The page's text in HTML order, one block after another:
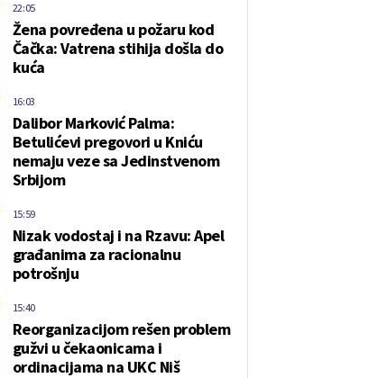
Žena povređena u požaru kod
Čačka: Vatrena stihija došla do
kuća
22:05
Dalibor Marković Palma:
Betulićevi pregovori u Kniću
nemaju veze sa Jedinstvenom
Srbijom
16:03
Nizak vodostaj i na Rzavu: Apel
građanima za racionalnu
potrošnju
15:59
Reorganizacijom rešen problem
gužvi u čekaonicama i
ordinacijama na UKC Niš
15:40